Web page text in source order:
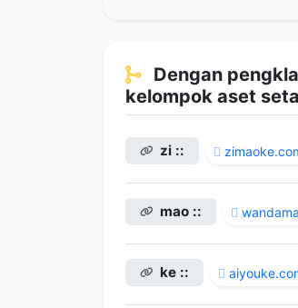
Dengan
kelompok aset
zi ::
mao ::
ke ::